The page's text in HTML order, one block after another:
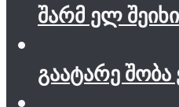
შარმ ელ
გაატარე შობა